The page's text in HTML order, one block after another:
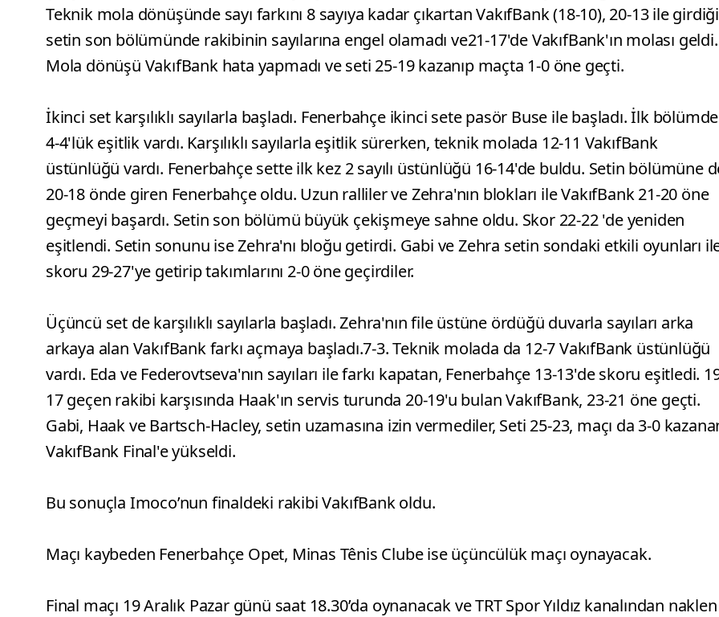
Teknik mola dönüşünde sayı farkını 8 sayıya kadar çıkartan VakıfBank (18-10), 20-13 ile girdiği
setin son bölümünde rakibinin sayılarına engel olamadı ve21-17'de VakıfBank'ın molası geldi.
Mola dönüşü VakıfBank hata yapmadı ve seti 25-19 kazanıp maçta 1-0 öne geçti.
İkinci set karşılıklı sayılarla başladı. Fenerbahçe ikinci sete pasör Buse ile başladı. İlk bölümde
4-4'lük eşitlik vardı. Karşılıklı sayılarla eşitlik sürerken, teknik molada 12-11 VakıfBank
üstünlüğü vardı. Fenerbahçe sette ilk kez 2 sayılı üstünlüğü 16-14'de buldu. Setin bölümüne
20-18 önde giren Fenerbahçe oldu. Uzun ralliler ve Zehra'nın blokları ile VakıfBank 21-20 öne
geçmeyi başardı. Setin son bölümü büyük çekişmeye sahne oldu. Skor 22-22 'de yeniden
eşitlendi. Setin sonunu ise Zehra'nı bloğu getirdi. Gabi ve Zehra setin sondaki etkili oyunları
skoru 29-27'ye getirip takımlarını 2-0 öne geçirdiler.
Üçüncü set de karşılıklı sayılarla başladı. Zehra'nın file üstüne ördüğü duvarla sayıları arka
arkaya alan VakıfBank farkı açmaya başladı.7-3. Teknik molada da 12-7 VakıfBank üstünlüğü
vardı. Eda ve Federovtseva'nın sayıları ile farkı kapatan, Fenerbahçe 13-13'de skoru eşitledi.
17 geçen rakibi karşısında Haak'ın servis turunda 20-19'u bulan VakıfBank, 23-21 öne geçti.
Gabi, Haak ve Bartsch-Hacley, setin uzamasına izin vermediler, Seti 25-23, maçı da 3-0
VakıfBank Final'e yükseldi.
Bu sonuçla Imoco’nun finaldeki rakibi VakıfBank oldu.
Maçı kaybeden Fenerbahçe Opet, Minas Tênis Clube ise üçüncülük maçı oynayacak.
Final maçı 19 Aralık Pazar günü saat 18.30’da oynanacak ve TRT Spor Yıldız kanalından naklen